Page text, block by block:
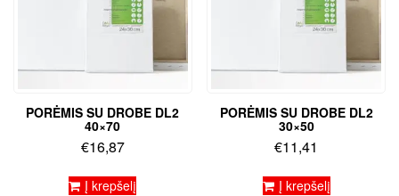
PORĖMIS SU DROBE DL2
40×70
€16,87
Į krepšelį
PORĖMIS SU DROBE DL2
30×50
€11,41
Į krepšelį